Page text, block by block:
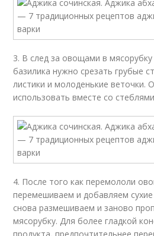
3. В след за овощами в
базилика нужно срезать грубые
листики и молоденькие веточки.
использовать вместе со
4. После того как перемололи
перемешиваем и добавляем
снова размешиваем и заново
мясорубку. Для более гладкой